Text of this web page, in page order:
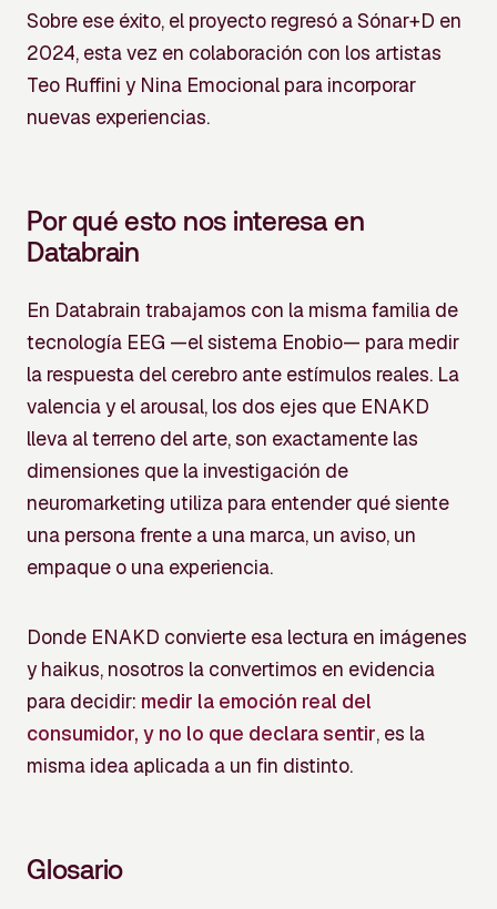
Sobre ese éxito, el proyecto regresó a Sónar+D en
2024, esta vez en colaboración con los artistas
Teo Ruffini y Nina Emocional para incorporar
nuevas experiencias.
Por qué esto nos interesa en
Databrain
En Databrain trabajamos con la misma familia de
tecnología EEG —el sistema Enobio— para medir
la respuesta del cerebro ante estímulos reales. La
valencia y el arousal, los dos ejes que ENAKD
lleva al terreno del arte, son exactamente las
dimensiones que la investigación de
neuromarketing utiliza para entender qué siente
una persona frente a una marca, un aviso, un
empaque o una experiencia.
Donde ENAKD convierte esa lectura en imágenes
y haikus, nosotros la convertimos en evidencia
para decidir: medir la emoción real del
consumidor, y no lo que declara sentir, es la
misma idea aplicada a un fin distinto.
Glosario